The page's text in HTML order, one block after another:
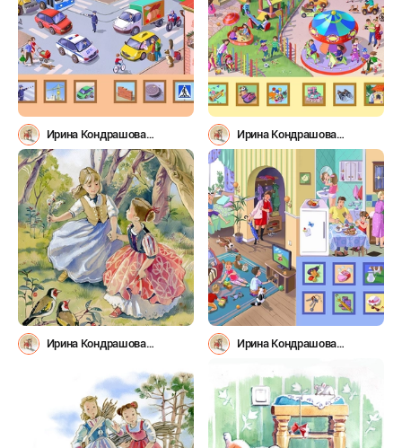
Ирина Кондрашова
(irinys1980)
Ирина Кондрашова
(irinys1980)
Ирина Кондрашова
Ирина Кондрашова